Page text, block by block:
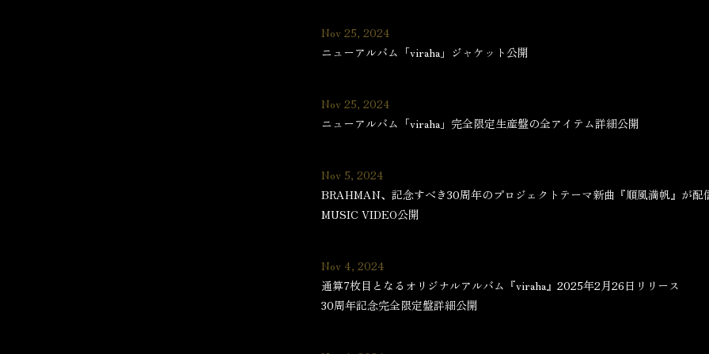
Nov 25, 2024
ニューアルバム「viraha」ジャケット公開
Nov 25, 2024
ニューアルバム「viraha」完全限定生産盤の全アイテム詳細公開
Nov 5, 2024
BRAHMAN、記念すべき30周年のプロジェクトテーマ新曲『順風満帆』が配
MUSIC VIDEO公開
Nov 4, 2024
通算7枚目となるオリジナルアルバム『viraha』2025年2月26日リリース
30周年記念完全限定盤詳細公開